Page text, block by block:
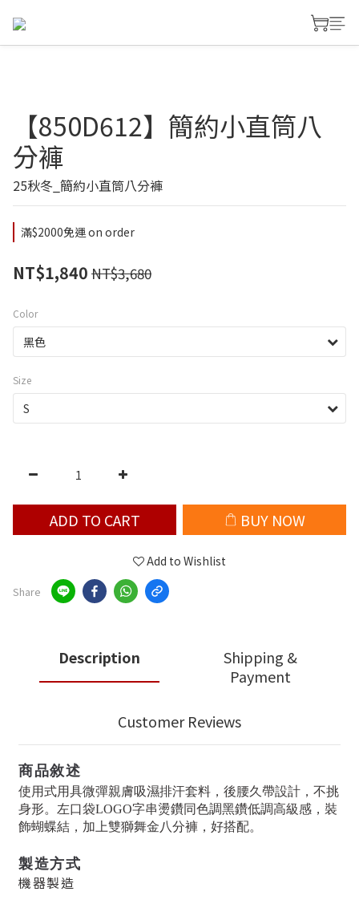
【850D612】簡約小直筒八
分褲
25秋冬_簡約小直筒八分褲
滿$2000免運 on order
NT$1,840 NT$3,680
Color
Size
ADD TO CART BUY NOW
Add to Wishlist
Share
Description
Shipping &
Payment
Customer Reviews
商品敘述
使用式用具微彈親膚吸濕排汗套料，後腰久帶設計，不挑
身形。左口袋LOGO字串燙鑽同色調黑鑽低調高級感，裝
飾蝴蝶結，加上雙獅舞金八分褲，好搭配。
製造方式
機器製造